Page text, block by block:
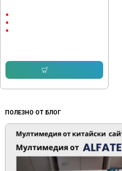
ПОЛЕЗНО ОТ БЛОГ